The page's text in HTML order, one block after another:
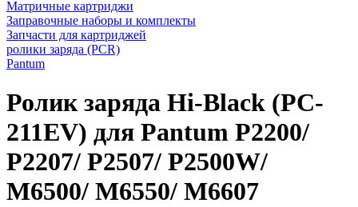
Матричные картриджи
Заправочные наборы и комплекты
Запчасти для картриджей
ролики заряда (PCR)
Pantum
Ролик заряда Hi-Black (PC-
211EV) для Pantum P2200/
P2207/ P2507/ P2500W/
M6500/ M6550/ M6607